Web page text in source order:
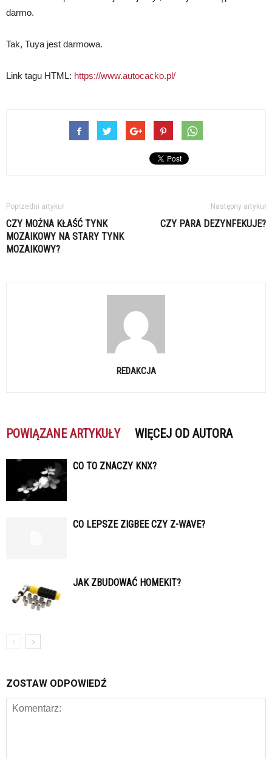
darmo.
Tak, Tuya jest darmowa.
Link tagu HTML: https://www.autocacko.pl/
Poprzedni artykuł
CZY MOŻNA KŁAŚĆ TYNK
MOZAIKOWY NA STARY TYNK
MOZAIKOWY?
Następny artykuł
CZY PARA DEZYNFEKUJE?
REDAKCJA
POWIĄZANE ARTYKUŁY WIĘCEJ OD AUTORA
CO TO ZNACZY KNX?
CO LEPSZE ZIGBEE CZY Z-WAVE?
JAK ZBUDOWAĆ HOMEKIT?
ZOSTAW ODPOWIEDŹ